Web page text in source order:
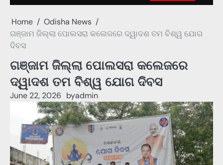
Home
Odisha News
ଗଞ୍ଜାମ ଜିଲ୍ଲା ପୋଲସରା କଲେଜରେ ଦ୍ୱାଦଶ ତମ ବିଶ୍ୱ ଯୋଗ
ଦିବସ
ଗଞ୍ଜାମ ଜିଲ୍ଲା ପୋଲସରା କଲେଜରେ
ଦ୍ୱାଦଶ ତମ ବିଶ୍ୱ ଯୋଗ ଦିବସ
June 22, 2026 byadmin